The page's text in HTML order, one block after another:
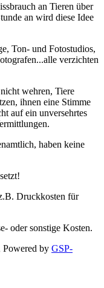
an Tieren über
an wird diese Idee
Ton- und Fotostudios,
verzichten
wehren, Tiere
ihnen eine Stimme
auf ein unversehrtes
haben keine
Druckkosten für
oder sonstige Kosten.
by GSP-